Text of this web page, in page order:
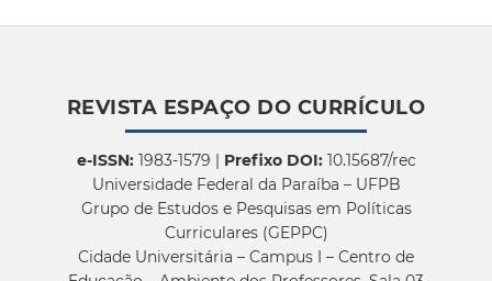
REVISTA ESPAÇO DO CURRÍCULO
e-ISSN:1983-1579 | Prefixo DOI:10.15687/rec
Universidade Federal da Paraíba – UFPB
Grupo de Estudos e Pesquisas em Políticas
Curriculares (GEPPC)
Cidade Universitária – Campus I – Centro de